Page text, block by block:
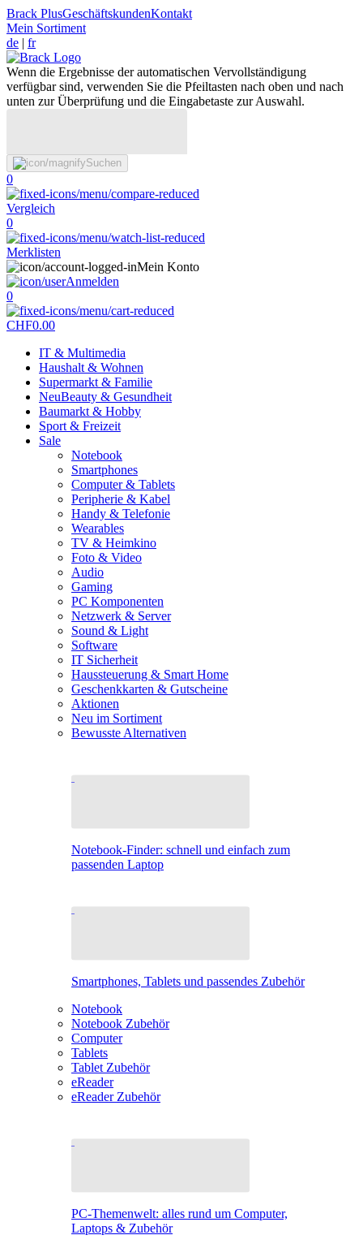
Brack PlusGeschäftskundenKontakt
Mein Sortiment
de | fr
Wenn die Ergebnisse der automatischen Vervollständigung
verfügbar sind, verwenden Sie die Pfeiltasten nach oben und nach
unten zur Überprüfung und die Eingabetaste zur Auswahl.
Suchen
0
Vergleich
0
Merklisten
Mein Konto
Anmelden
0
CHF0.00
IT & Multimedia
Haushalt & Wohnen
Supermarkt & Familie
NeuBeauty & Gesundheit
Baumarkt & Hobby
Sport & Freizeit
Sale
Notebook
Smartphones
Computer & Tablets
Peripherie & Kabel
Handy & Telefonie
Wearables
TV & Heimkino
Foto & Video
Audio
Gaming
PC Komponenten
Netzwerk & Server
Sound & Light
Software
IT Sicherheit
Haussteuerung & Smart Home
Geschenkkarten & Gutscheine
Aktionen
Neu im Sortiment
Bewusste Alternativen
Notebook-Finder: schnell und einfach zum
passenden Laptop
Smartphones, Tablets und passendes Zubehör
Notebook
Notebook Zubehör
Computer
Tablets
Tablet Zubehör
eReader
eReader Zubehör
PC-Themenwelt: alles rund um Computer,
Laptops & Zubehör